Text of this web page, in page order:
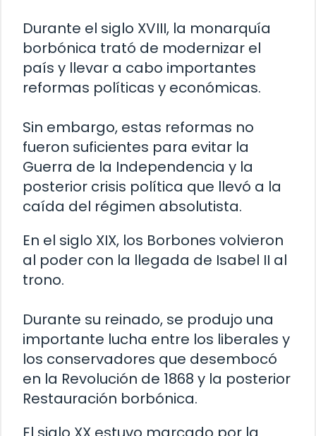
Durante el siglo XVIII, la monarquía
borbónica trató de modernizar el
país y llevar a cabo importantes
reformas políticas y económicas.
Sin embargo, estas reformas no
fueron suficientes para evitar la
Guerra de la Independencia y la
posterior crisis política que llevó a la
caída del régimen absolutista.
En el siglo XIX, los Borbones volvieron
al poder con la llegada de Isabel II al
trono.
Durante su reinado, se produjo una
importante lucha entre los liberales y
los conservadores que desembocó
en la Revolución de 1868 y la posterior
Restauración borbónica.